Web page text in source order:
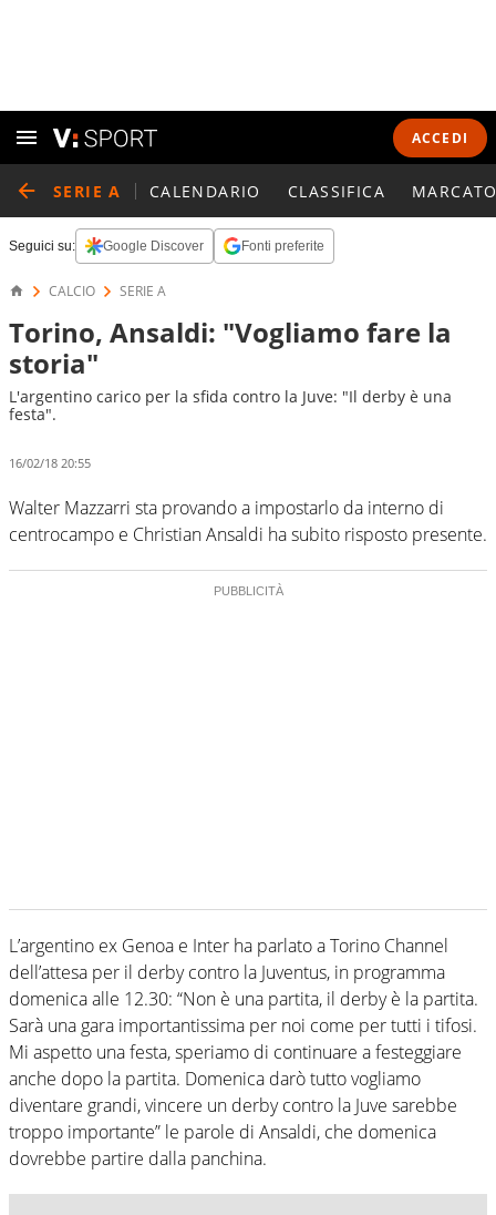
ACCEDI
SERIE A CALENDARIO CLASSIFICA
Seguici su: Google Discover Fonti preferite
CALCIO SERIE A
Torino, Ansaldi: "Vogliamo fare la
storia"
L'argentino carico per la sfida contro la Juve: "Il derby è una
festa".
16/02/18 20:55
Walter Mazzarri sta provando a impostarlo da interno di
centrocampo e Christian Ansaldi ha subito risposto presente.
L’argentino ex Genoa e Inter ha parlato a Torino Channel
dell’attesa per il derby contro la Juventus, in programma
domenica alle 12.30: “Non è una partita, il derby è la partita.
Sarà una gara importantissima per noi come per tutti i tifosi.
Mi aspetto una festa, speriamo di continuare a festeggiare
anche dopo la partita. Domenica darò tutto vogliamo
diventare grandi, vincere un derby contro la Juve sarebbe
troppo importante” le parole di Ansaldi, che domenica
dovrebbe partire dalla panchina.